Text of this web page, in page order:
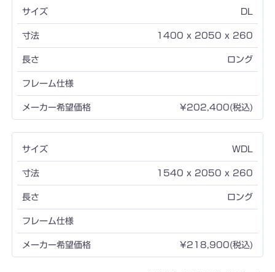
DL
1400 x 2050 x 260
ロング
¥202,400(税込)
WDL
1540 x 2050 x 260
ロング
¥218,900(税込)